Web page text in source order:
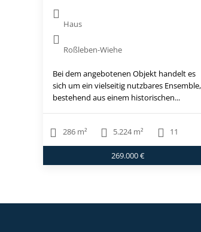
Haus
Roßleben-Wiehe
Bei dem angebotenen Objekt handelt es
sich um ein vielseitig nutzbares Ensemble,
bestehend aus einem historischen...
286 m² 5.224 m² 11
269.000 €